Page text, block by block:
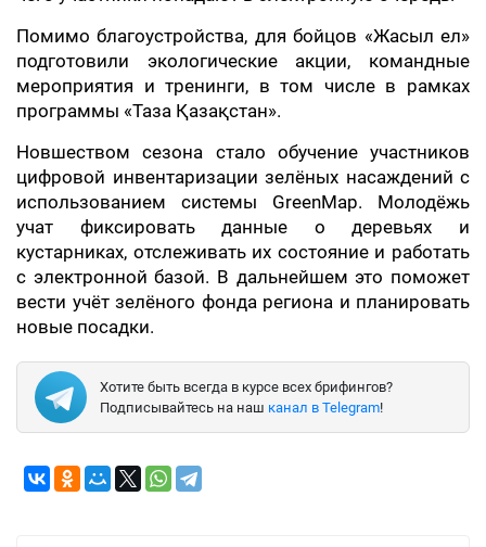
Помимо благоустройства, для бойцов «Жасыл ел»
подготовили экологические акции, командные
мероприятия и тренинги, в том числе в рамках
программы «Таза Қазақстан».
Новшеством сезона стало обучение участников
цифровой инвентаризации зелёных насаждений с
использованием системы GreenMap. Молодёжь
учат фиксировать данные о деревьях и
кустарниках, отслеживать их состояние и работать
с электронной базой. В дальнейшем это поможет
вести учёт зелёного фонда региона и планировать
новые посадки.
Хотите быть всегда в курсе всех брифингов?
Подписывайтесь на наш канал в Telegram!